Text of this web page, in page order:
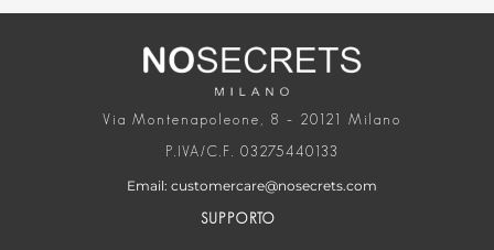
Via Montenapoleone, 8 – 20121 Milano
P.IVA/C.F. 03275440133
Email: customercare@nosecrets.com
SUPPORTO